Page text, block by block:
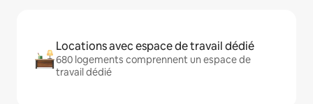
Locations avec espace de travail dédié
680 logements comprennent un espace de
travail dédié